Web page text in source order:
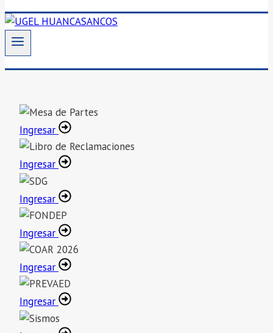
Ingresar
Ingresar
Ingresar
Ingresar
Ingresar
Ingresar